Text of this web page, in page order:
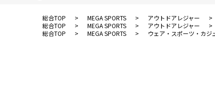
総合TOP > MEGA SPORTS > アウトドアレジャー >
総合TOP
> MEGA SPORTS > アウトドアレジャー >
総合TOP
> MEGA SPORTS > ウェア・スポーツ・カジ